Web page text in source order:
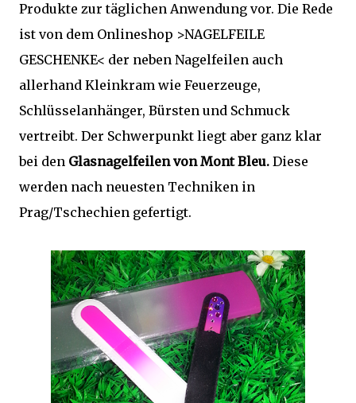
Produkte zur täglichen Anwendung vor. Die Rede
ist von dem Onlineshop >NAGELFEILE
GESCHENKE< der neben Nagelfeilen auch
allerhand Kleinkram wie Feuerzeuge,
Schlüsselanhänger, Bürsten und Schmuck
vertreibt. Der Schwerpunkt liegt aber ganz klar
bei den Glasnagelfeilen von Mont Bleu. Diese
werden nach neuesten Techniken in
Prag/Tschechien gefertigt.